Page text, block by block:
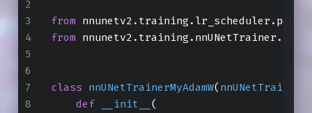
from
from
class nnUNetTrainerMyAdamW( nnUNetTrainer
def
__init__ (